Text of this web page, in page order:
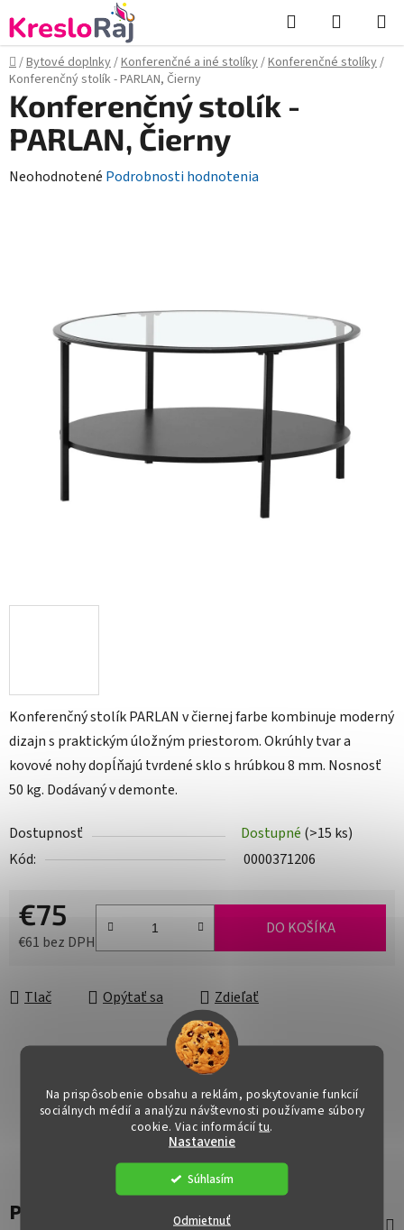
Na prispôsobenie obsahu a reklám, poskytovanie funkcií
sociálnych médií a analýzu návštevnosti používame súbory
cookie. Viac informáciítu.
Nastavenie
Odmietnuť
Súhlasím
na
obsah
Hľadať
KOŠÍK
Domov
/Bytové doplnky/Konferenčné a iné stolíky/Konferenčné stolíky/
Konferenčný stolík - PARLAN, Čierny
Konferenčný stolík PARLAN v čiernej farbe kombinuje moderný
dizajn s praktickým úložným priestorom. Okrúhly tvar a
kovové nohy dopĺňajú tvrdené sklo s hrúbkou 8 mm. Nosnosť
50 kg. Dodávaný v demonte.
Dostupnosť Dostupné (>15 ks)
Kód:
0000371206
€75
€61 bez DPH
DO KOŠÍKA
Tlač Opýtať sa Zdieľať
Konferenčný stolík -
PARLAN, Čierny
Priemerné
hviezdičiek.
Neohodnotené Podrobnosti hodnotenia
Popis